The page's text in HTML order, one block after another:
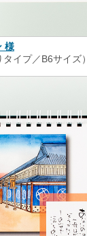
様
イプ／B6サイズ）